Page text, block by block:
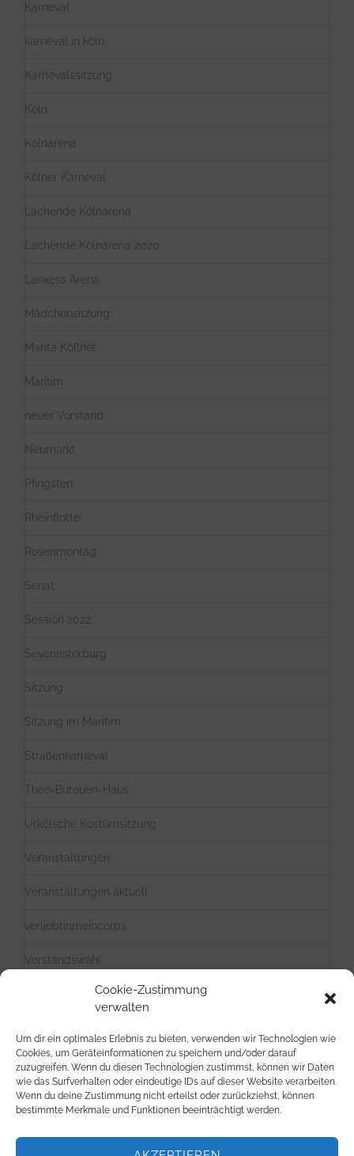
Cookie-Zustimmung
verwalten
Um dir ein optimales Erlebnis zu bieten, verwenden wir Technologien wie
Cookies, um Geräteinformationen zu speichern und/oder darauf
zuzugreifen. Wenn du diesen Technologien zustimmst, können wir Daten
wie das Surfverhalten oder eindeutige IDs auf dieser Website verarbeiten.
Wenn du deine Zustimmung nicht erteilst oder zurückziehst, können
bestimmte Merkmale und Funktionen beeinträchtigt werden.
Karneval
karneval in köln
Karnevalssitzung
Köln
Kölnarena
Kölner Karneval
Lachende Kölnarena
Lachende Kölnarena 2020
Lanxess Arena
Mädchensitzung
Marita Köllner
Maritim
neuer Vorstand
Neumarkt
Pfingsten
Rheinflotte
Rosenmontag
Senat
Session 2022
Severinstorburg
Sitzung
Sitzung im Maritim
Straßenkarneval
Theo-Burauen-Haus
Urkölsche Kostümsitzung
Veranstaltungen
Veranstaltungen aktuell
verliebtinmeincorps
Vorstandswahl
Weiberfastnacht
Zusammenschluss